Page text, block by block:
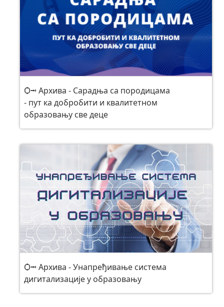
Ѻ⭲ Архива - Сарадња са породицама
- пут ка добробити и квалитетном
образовању све деце
Ѻ⭲ Архива - Унапређивање система
дигитализације у образовању